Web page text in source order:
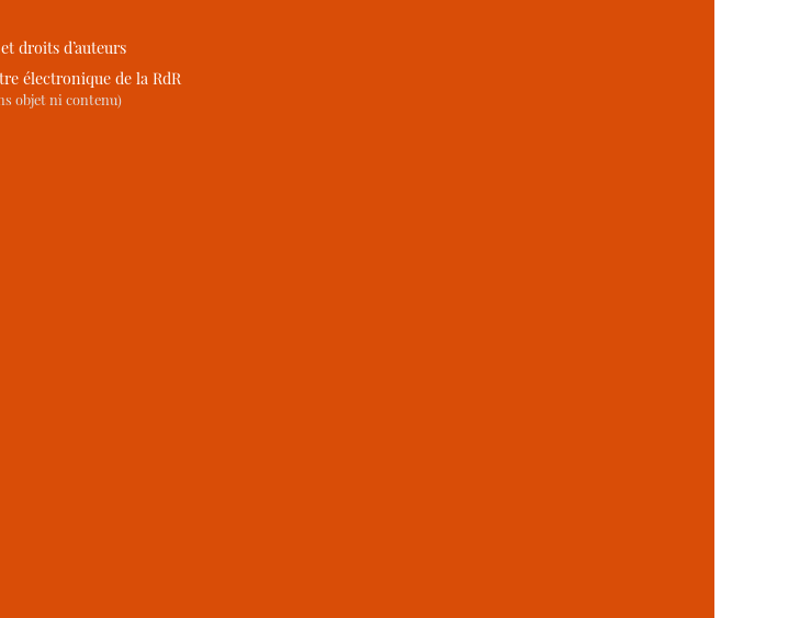
droits d’auteurs
électronique de la RdR
objet ni contenu)